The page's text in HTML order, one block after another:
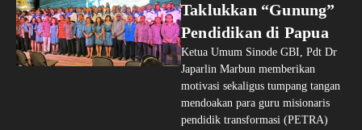
Taklukkan “Gunung”
Pendidikan di Papua
Ketua Umum Sinode GBI, Pdt Dr
Japarlin Marbun memberikan
motivasi sekaligus tumpang tangan
mendoakan para guru misionaris
pendidik transformasi (PETRA)